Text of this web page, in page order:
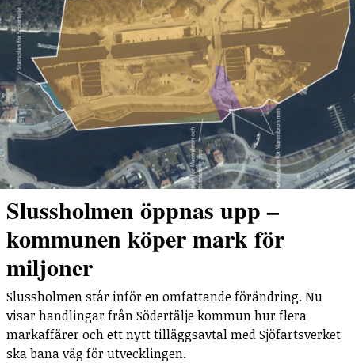
Slussholmen öppnas upp –
kommunen köper mark för
miljoner
Slussholmen står inför en omfattande förändring. Nu
visar handlingar från Södertälje kommun hur flera
markaffärer och ett nytt tilläggsavtal med Sjöfartsverket
ska bana väg för utvecklingen.